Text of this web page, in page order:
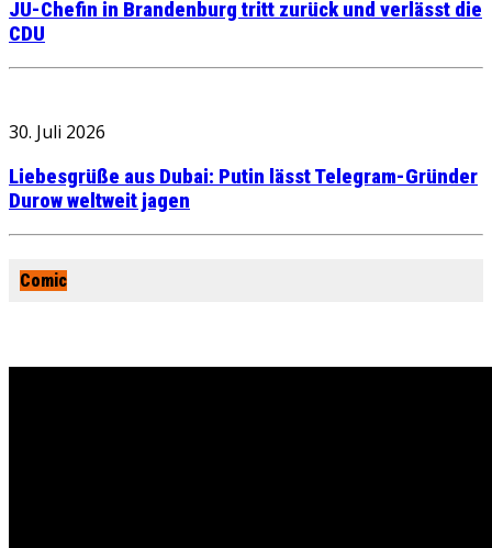
JU-Chefin in Brandenburg tritt zurück und verlässt die
CDU
30. Juli 2026
Liebesgrüße aus Dubai: Putin lässt Telegram-Gründer
Durow weltweit jagen
Comic